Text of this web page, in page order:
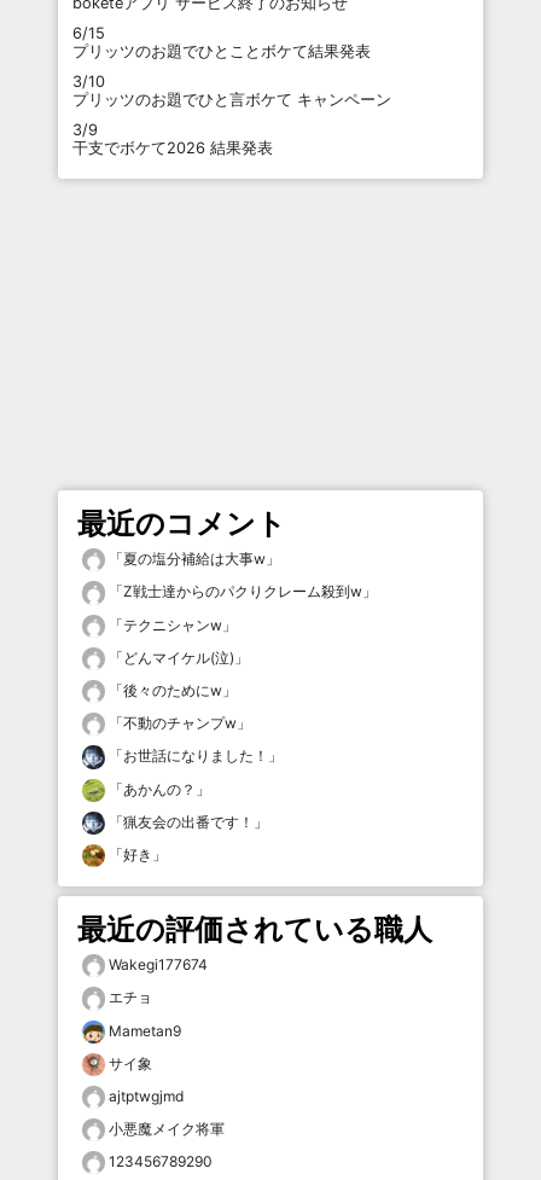
6/15
プリッツのお題でひとことボケて結果発表
3/10
プリッツのお題でひと言ボケて キャンペーン
3/9
干支でボケて2026 結果発表
最近のコメント
「夏の塩分補給は大事w 」
「Z戦士達からのパクりクレーム殺到w 」
「テクニシャンw 」
「 どんマイケル(泣) 」
「後々のためにw 」
「不動のチャンプw 」
「お世話になりました！ 」
「あかんの？ 」
「猟友会の出番です！ 」
「好き 」
最近の評価されている職人
Wakegi177674
エチョ
Mametan9
サイ象
ajtptwgjmd
小悪魔メイク将軍
123456789290